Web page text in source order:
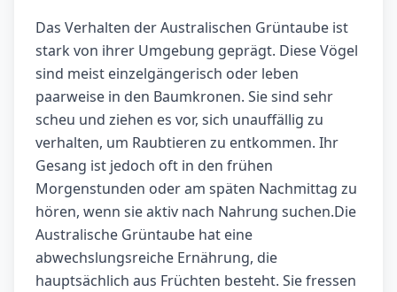
Das Verhalten der Australischen Grüntaube ist
stark von ihrer Umgebung geprägt. Diese Vögel
sind meist einzelgängerisch oder leben
paarweise in den Baumkronen. Sie sind sehr
scheu und ziehen es vor, sich unauffällig zu
verhalten, um Raubtieren zu entkommen. Ihr
Gesang ist jedoch oft in den frühen
Morgenstunden oder am späten Nachmittag zu
hören, wenn sie aktiv nach Nahrung suchen.Die
Australische Grüntaube hat eine
abwechslungsreiche Ernährung, die
hauptsächlich aus Früchten besteht. Sie fressen